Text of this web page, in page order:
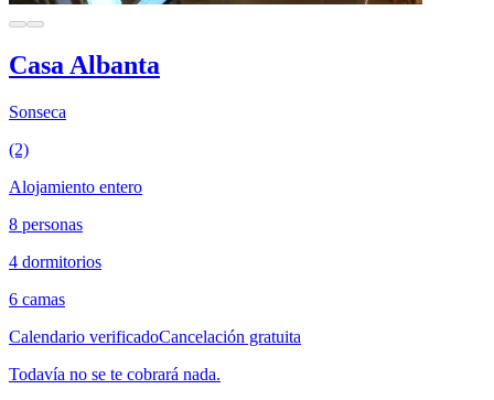
Casa Albanta
Sonseca
(2)
Alojamiento entero
8 personas
4 dormitorios
6 camas
Calendario verificadoCancelación gratuita
Todavía no se te cobrará nada.